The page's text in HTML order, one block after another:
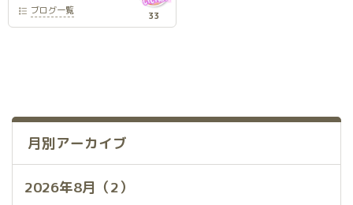
ブログ一覧 33
月別アーカイブ
2026年8月（2）